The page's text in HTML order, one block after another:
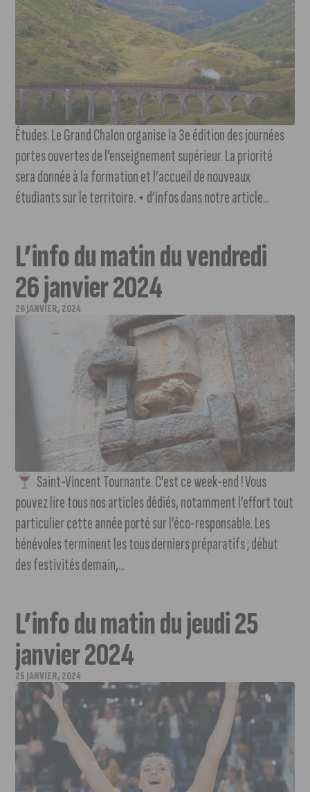
Études. Le Grand Chalon organise la 3e édition des journées
portes ouvertes de l’enseignement supérieur. La priorité
sera donnée à la formation et l’accueil de nouveaux
étudiants sur le territoire. + d’infos dans notre article...
L’info du matin du vendredi
26 janvier 2024
26 JANVIER, 2024
Saint-Vincent Tournante. C’est ce week-end ! Vous
pouvez lire tous nos articles dédiés, notamment l’effort tout
particulier cette année porté sur l’éco-responsable. Les
bénévoles terminent les tous derniers préparatifs ; début
des festivités demain,...
L’info du matin du jeudi 25
janvier 2024
25 JANVIER, 2024